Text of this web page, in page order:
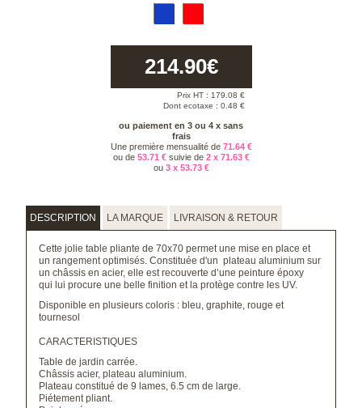
214.90€
Prix HT : 179.08 €
Dont ecotaxe : 0.48 €
ou paiement en 3 ou 4 x sans
frais
Une première mensualité de 71.64 €
ou de 53.71 €suivie de 2 x 71.63 €
ou 3 x 53.73 €
DESCRIPTION LA MARQUE LIVRAISON & RETOUR
Cette jolie table pliante de 70x70 permet une mise en place et
un rangement optimisés. Constituée d'un plateau aluminium sur
un châssis en acier, elle est recouverte d’une peinture époxy
qui lui procure une belle finition et la protège contre les UV.
Disponible en plusieurs coloris : bleu, graphite, rouge et
tournesol
CARACTERISTIQUES
Table de jardin carrée.
Châssis acier, plateau aluminium.
Plateau constitué de 9 lames, 6.5 cm de large.
Piétement pliant.